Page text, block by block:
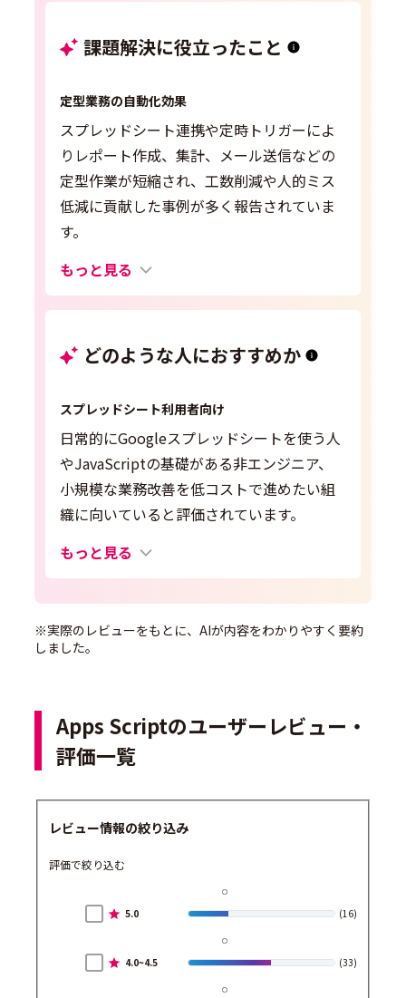
課題解決に役立ったこと
定型業務の自動化効果
スプレッドシート連携や定時トリガーによ
りレポート作成、集計、メール送信などの
定型作業が短縮され、工数削減や人的ミス
低減に貢献した事例が多く報告されていま
す。
もっと見る
どのような人におすすめか
スプレッドシート利用者向け
日常的にGoogleスプレッドシートを使う人
やJavaScriptの基礎がある非エンジニア、
小規模な業務改善を低コストで進めたい組
織に向いていると評価されています。
もっと見る
※実際のレビューをもとに、AIが内容をわかりやすく要約
しました。
Apps Scriptのユーザーレビュー・
評価一覧
レビュー情報の絞り込み
評価で絞り込む
5.0 (16)
4.0~4.5 (33)